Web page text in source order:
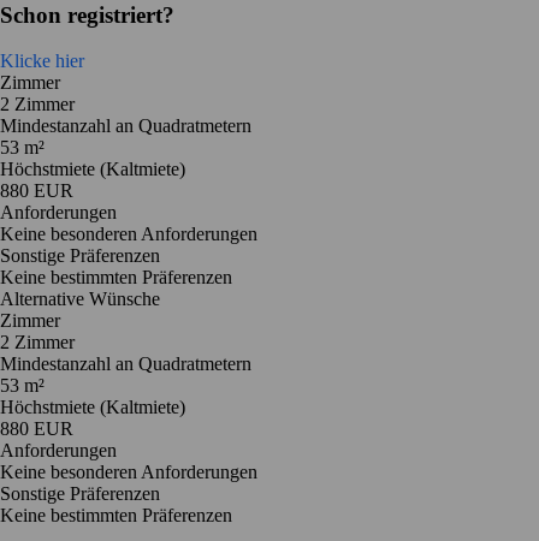
Schon registriert?
Klicke hier
Zimmer
2 Zimmer
Mindestanzahl an Quadratmetern
53 m²
Höchstmiete (Kaltmiete)
880 EUR
Anforderungen
Keine besonderen Anforderungen
Sonstige Präferenzen
Keine bestimmten Präferenzen
Alternative Wünsche
Zimmer
2 Zimmer
Mindestanzahl an Quadratmetern
53 m²
Höchstmiete (Kaltmiete)
880 EUR
Anforderungen
Keine besonderen Anforderungen
Sonstige Präferenzen
Keine bestimmten Präferenzen